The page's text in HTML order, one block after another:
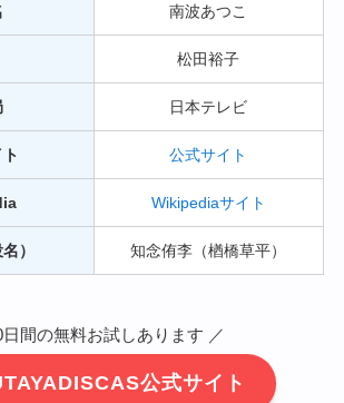
南波あつこ
松田裕子
日本テレビ
公式サイト
Wikipediaサイト
） 知念侑李（楢橋草平）
日間の無料お試しあります ／
公式サイト